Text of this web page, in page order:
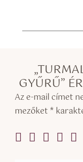
GYŰRŰ”
Az e-mail címet
mezőket *